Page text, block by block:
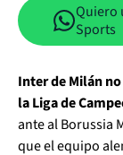
Quiero
Sports
Inter de Milán
la Liga de
ante al Borussia
que el equipo